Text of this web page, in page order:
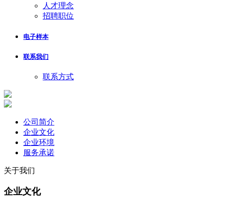
人才理念
招聘职位
电子样本
联系我们
联系方式
公司简介
企业文化
企业环境
服务承诺
关于我们
企业文化